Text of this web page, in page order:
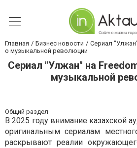
Главная Бизнес новости
Сериал
о музыкальной революции
Сериал "Улжан" на
музыкальной
Общий раздел
В 2025 году внимание казахской
оригинальным сериалам
раскрывают реалии